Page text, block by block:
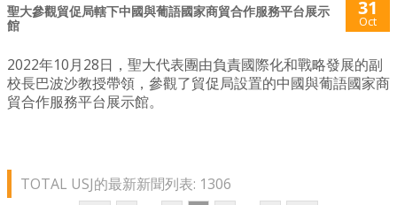
聖大參觀貿促局轄下中國與葡語國家商貿合作服務平台展示
館
31
Oct
2022年10月28日，聖大代表團由負責國際化和戰略發展的副
校長巴波沙教授帶領，參觀了貿促局設置的中國與葡語國家商
貿合作服務平台展示館。
TOTAL USJ的最新新聞列表: 1306